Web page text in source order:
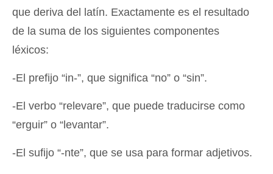
que deriva del latín. Exactamente es el resultado
de la suma de los siguientes componentes
léxicos:
-El prefijo “in-”, que significa “no” o “sin”.
-El verbo “relevare”, que puede traducirse como
“erguir” o “levantar”.
-El sufijo “-nte”, que se usa para formar adjetivos.